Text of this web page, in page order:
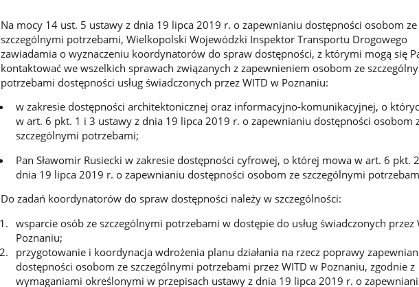
Na mocy 14 ust. 5 ustawy z dnia 19 lipca 2019 r. o zapewnianiu dostępności osobom ze
szczególnymi potrzebami, Wielkopolski Wojewódzki Inspektor Transportu Drogowego
zawiadamia o wyznaczeniu koordynatorów do spraw dostępności, z którymi mogą się
kontaktować we wszelkich sprawach związanych z zapewnieniem osobom ze
potrzebami dostępności usług świadczonych przez WITD w Poznaniu:
w zakresie dostępności architektonicznej oraz informacyjno-komunikacyjnej, o
w art. 6 pkt. 1 i 3 ustawy z dnia 19 lipca 2019 r. o zapewnianiu dostępności osobom
szczególnymi potrzebami;
Pan Sławomir Rusiecki w zakresie dostępności cyfrowej, o której mowa w art. 6 pkt.
dnia 19 lipca 2019 r. o zapewnianiu dostępności osobom ze szczególnymi
Do zadań koordynatorów do spraw dostępności należy w szczególności:
wsparcie osób ze szczególnymi potrzebami w dostępie do usług świadczonych przez
Poznaniu;
przygotowanie i koordynacja wdrożenia planu działania na rzecz poprawy
dostępności osobom ze szczególnymi potrzebami przez WITD w Poznaniu, zgodnie z
wymaganiami określonymi w przepisach ustawy z dnia 19 lipca 2019 r. o